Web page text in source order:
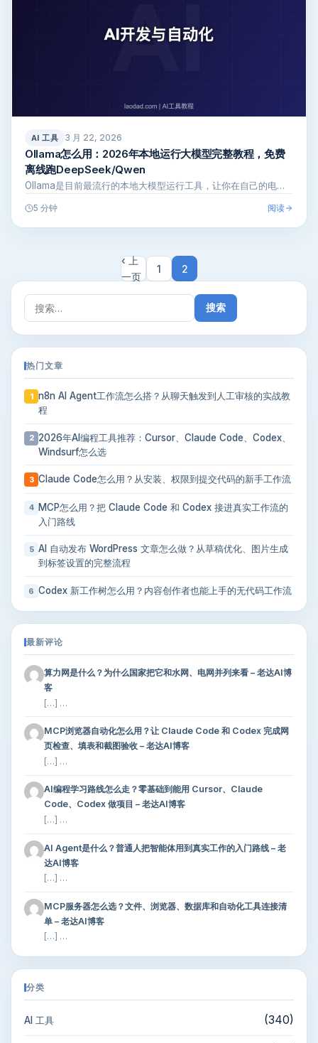
AI 工具 3 月 22, 2026
Ollama怎么用：2026年本地运行大模型完整教程，免费
离线跑DeepSeek/Qwen
Ollama是目前最流行的本地大模型运行工具，让你在自己的电…
5 分钟 阅读
‹ 上
一页
1 2
索：
热门文章
1 n8n AI Agent工作流怎么搭？从聊天触发到人工审核的实战教
程
2 2026年AI编程工具推荐：Cursor、Claude Code、Codex、
Windsurf怎么选
3 Claude Code怎么用？从安装、权限到提交代码的新手工作流
4
MCP怎么用？把 Claude Code 和 Codex 接进真实工作流的
入门路线
5 AI 自动发布 WordPress 文章怎么做？从草稿优化、图片生成
到标签设置的完整流程
6 Codex 新工作树怎么用？内容创作者也能上手的无代码工作流
最新评论
算力网是什么？为什么国家把它和水网、电网并列来看 – 老达AI博
客
[…] …
MCP浏览器自动化怎么用？让 Claude Code 和 Codex 完成网
页检查、填表和截图验收 – 老达AI博客
[…] …
AI编程学习路线怎么走？零基础到能用 Cursor、Claude
Code、Codex 做项目 – 老达AI博客
[…] …
AI Agent是什么？普通人把智能体用到真实工作的入门路线 – 老
达AI博客
[…] …
MCP服务器怎么选？文件、浏览器、数据库和自动化工具连接清
单 – 老达AI博客
[…] …
分类
AI 工具 (340)